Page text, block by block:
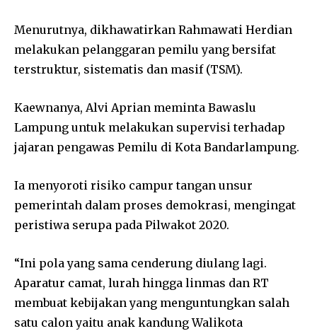
Menurutnya, dikhawatirkan Rahmawati Herdian
melakukan pelanggaran pemilu yang bersifat
terstruktur, sistematis dan masif (TSM).
Kaewnanya, Alvi Aprian meminta Bawaslu
Lampung untuk melakukan supervisi terhadap
jajaran pengawas Pemilu di Kota Bandarlampung.
Ia menyoroti risiko campur tangan unsur
pemerintah dalam proses demokrasi, mengingat
peristiwa serupa pada Pilwakot 2020.
“Ini pola yang sama cenderung diulang lagi.
Aparatur camat, lurah hingga linmas dan RT
membuat kebijakan yang menguntungkan salah
satu calon yaitu anak kandung Walikota